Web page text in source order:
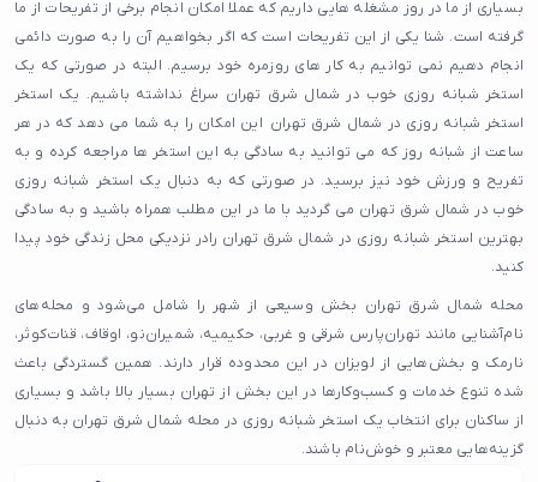
بسیاری از ما در روز مشغله هایی داریم که عملا امکان انجام برخی از تفریحات از ما
گرفته است. شنا یکی از این تفریحات است که اگر بخواهیم آن را به صورت دائمی
انجام دهیم نمی توانیم به کار های روزمره خود برسیم. البته در صورتی که یک
استخر شبانه روزی خوب در شمال شرق تهران سراغ نداشته باشیم. یک استخر
استخر شبانه روزی در شمال شرق تهران این امکان را به شما می دهد که در هر
ساعت از شبانه روز که می توانید به سادگی به این استخر ها مراجعه کرده و به
تفریح و ورزش خود نیز برسید. در صورتی که به دنبال یک استخر شبانه روزی
خوب در شمال شرق تهران می گردید با ما در این مطلب همراه باشید و به سادگی
بهترین استخر شبانه روزی در شمال شرق تهران رادر نزدیکی محل زندگی خود پیدا
کنید.
محله شمال شرق تهران بخش وسیعی از شهر را شامل می‌شود و محله‌های
نام‌آشنایی مانند تهران‌پارس شرقی و غربی، حکیمیه، شمیران‌نو، اوقاف، قنات‌کوثر،
نارمک و بخش‌هایی از لویزان در این محدوده قرار دارند. همین گستردگی باعث
شده تنوع خدمات و کسب‌وکارها در این بخش از تهران بسیار بالا باشد و بسیاری
از ساکنان برای انتخاب یک استخر شبانه روزی در محله شمال شرق تهران به دنبال
گزینه‌هایی معتبر و خوش‌نام باشند.